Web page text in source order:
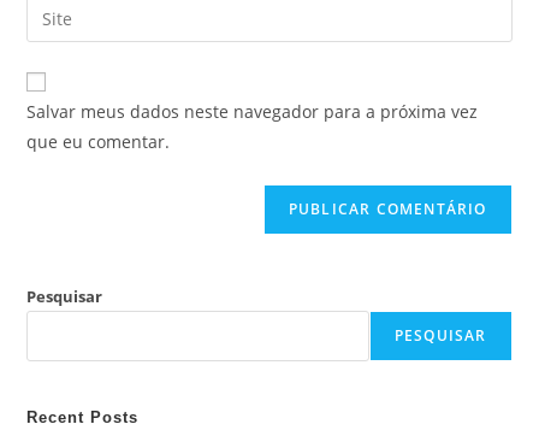
Salvar meus dados neste navegador para a próxima vez
que eu comentar.
Pesquisar
PESQUISAR
Recent Posts